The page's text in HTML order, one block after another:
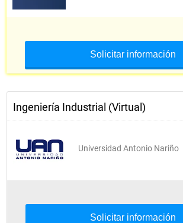
Programación Lineal
Costos y Presupuestos
MEUM V Cátedra de Colombia
Solicitar información
Ingeniería Industrial (Virtual)
Universidad Antonio Nariño
Solicitar información